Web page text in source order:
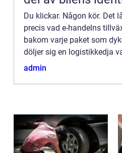
Du klickar. Någon kör. Det
precis vad e-handelns
bakom varje paket som
döljer sig en logistikkedja
admin